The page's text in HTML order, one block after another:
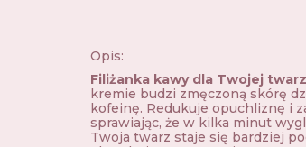
Opis:
Filiżanka kawy dla Twojej
kremie budzi zmęczoną skórę
kofeinę. Redukuje opuchliznę i
sprawiając, że w kilka minut
Twoja twarz staje się bardziej